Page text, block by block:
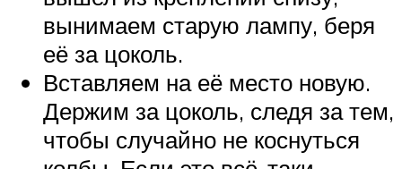
вынимаем старую лампу, беря
её за цоколь.
Вставляем на её место новую.
Держим за цоколь, следя за тем,
чтобы случайно не коснуться